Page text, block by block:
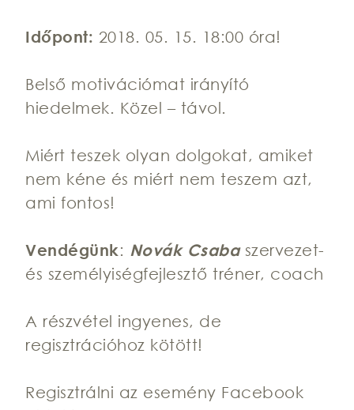
Időpont: 2018. 05. 15. 18:00 óra!
Belső motivációmat irányító
hiedelmek. Közel – távol.
Miért teszek olyan dolgokat, amiket
nem kéne és miért nem teszem azt,
ami fontos!
Vendégünk: Novák Csabaszervezet-
és személyiségfejlesztő tréner, coach
A részvétel ingyenes, de
regisztrációhoz kötött!
Regisztrálni az esemény Facebook